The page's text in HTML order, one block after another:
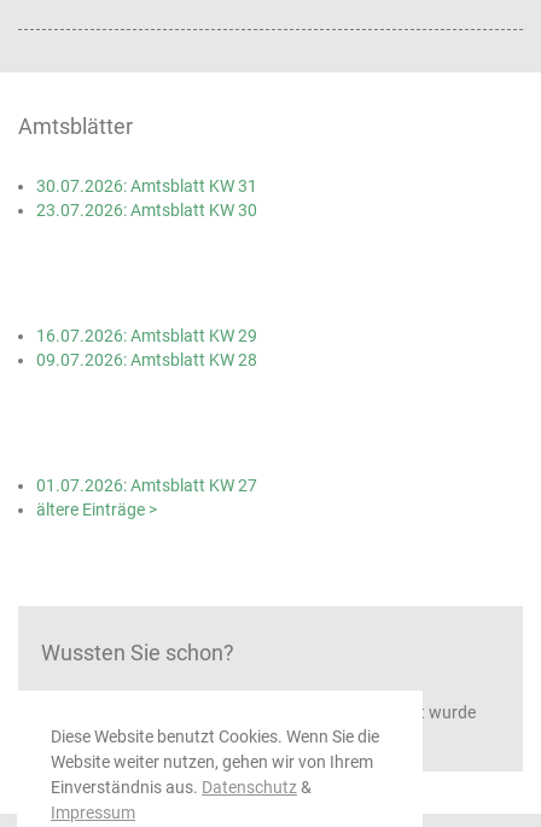
Diese Website benutzt Cookies. Wenn Sie die
Website weiter nutzen, gehen wir von Ihrem
Einverständnis aus. Datenschutz&
Impressum
Amtsblätter
30.07.2026: Amtsblatt KW 31
23.07.2026: Amtsblatt KW 30
16.07.2026: Amtsblatt KW 29
09.07.2026: Amtsblatt KW 28
01.07.2026: Amtsblatt KW 27
ältere Einträge >
Wussten Sie schon?
...dass die St.-Afra-Kirche von 1816 bis 1823 erbaut wurde